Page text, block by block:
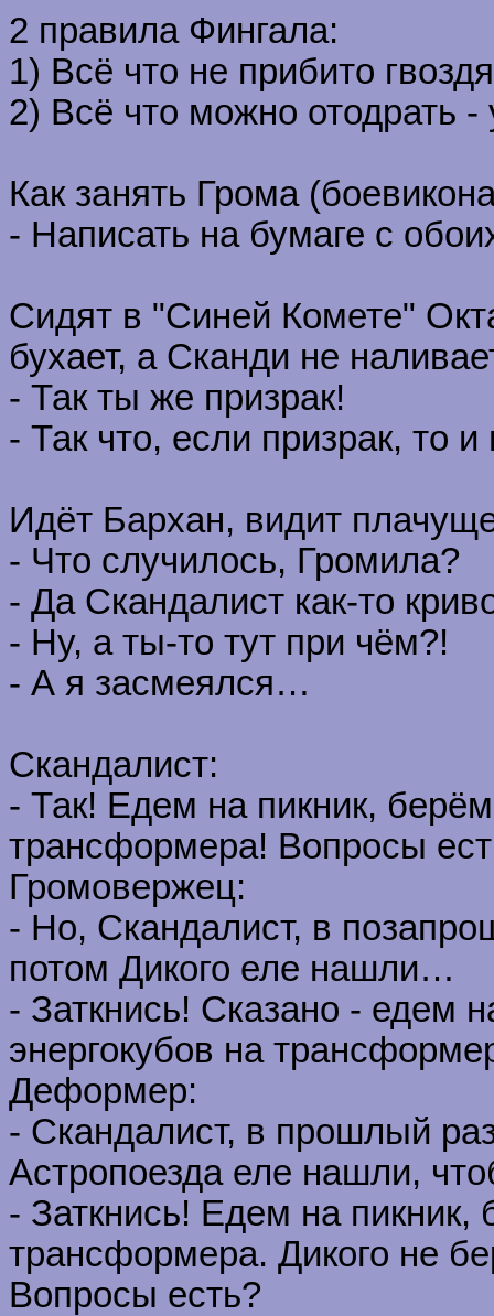
2 правила Фингала:
1) Всё что не прибито
2) Всё что можно отодрать -
Как занять Грома
- Написать на бумаге с
Сидят в "Синей Комете"
бухает, а Сканди не
- Так ты же призрак!
- Так что, если призрак, то
Идёт Бархан, видит
- Что случилось, Громила?
- Да Скандалист как-то
- Ну, а ты-то тут при чём?!
- А я засмеялся…
Скандалист:
- Так! Едем на пикник,
трансформера! Вопросы
Громовержец:
- Но, Скандалист, в
потом Дикого еле нашли…
- Заткнись! Сказано - едем
энергокубов на
Деформер:
- Скандалист, в прошлый
Астропоезда еле нашли,
- Заткнись! Едем на пикник,
трансформера. Дикого не
Вопросы есть?